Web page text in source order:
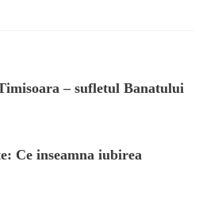
– sufletul Banatului
Ce inseamna iubirea